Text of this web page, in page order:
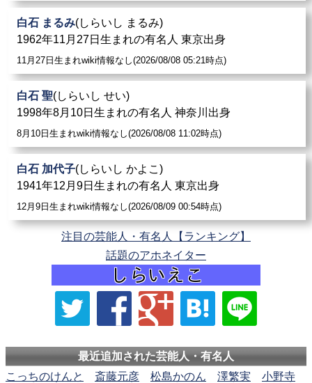
白石 まるみ(しらいし まるみ)
1962年11月27日生まれの有名人 東京出身
11月27日生まれwiki情報なし(2026/08/08 05:21時点)
白石 聖(しらいし せい)
1998年8月10日生まれの有名人 神奈川出身
8月10日生まれwiki情報なし(2026/08/08 11:02時点)
白石 加代子(しらいし かよこ)
1941年12月9日生まれの有名人 東京出身
12月9日生まれwiki情報なし(2026/08/09 00:54時点)
注目の芸能人・有名人【ランキング】
話題のアホネイター
最近追加された芸能人・有名人
こっちのけんと
斎藤元彦 松島かのん 澤繁実
小野寺